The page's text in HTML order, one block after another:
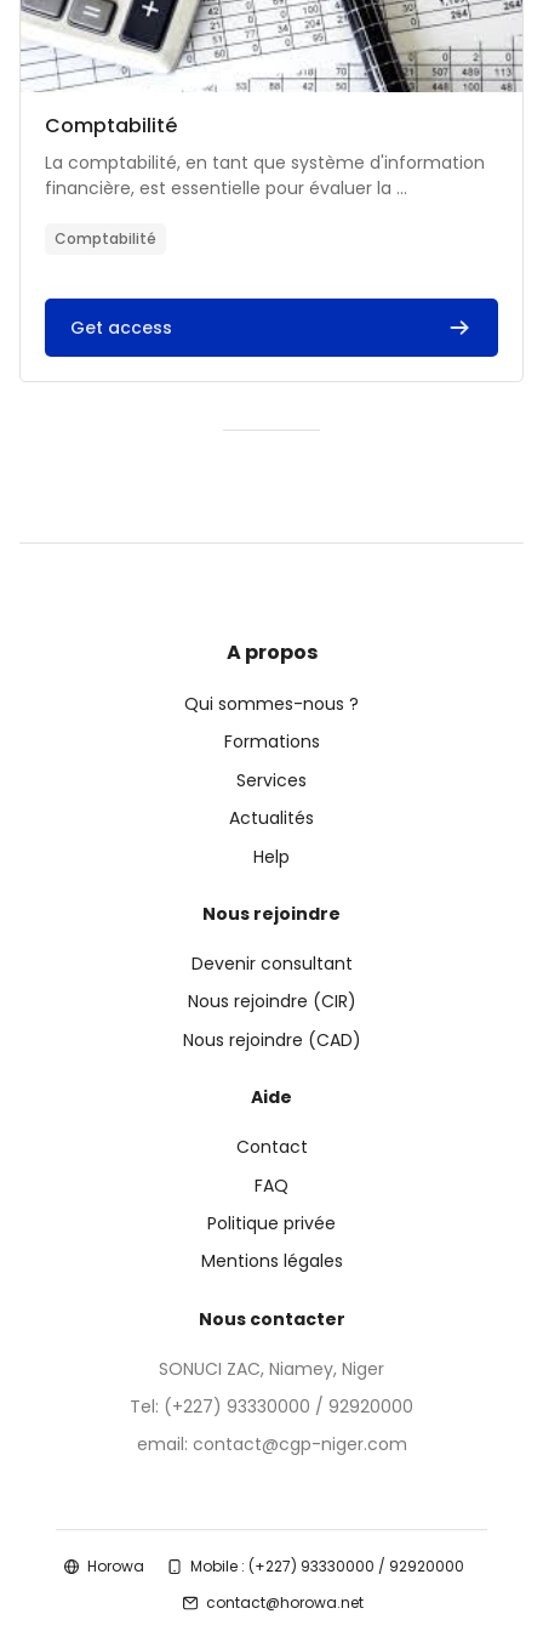
Catégorie de cours
Nom du cours
Comptabilité
Résumé du cours :
La comptabilité, en tant que système d'information
financière, est essentielle pour évaluer la ...
Comptabilité
Get access
A propos
Qui sommes-nous ?
Formations
Services
Actualités
Help
Nous rejoindre
Devenir consultant
Nous rejoindre (CIR)
Nous rejoindre (CAD)
Aide
Contact
FAQ
Politique privée
Mentions légales
Nous contacter
SONUCI ZAC, Niamey, Niger
Tel: (+227) 93330000 / 92920000
email: contact@cgp-niger.com
Horowa
Mobile : (+227) 93330000 / 92920000
contact@horowa.net